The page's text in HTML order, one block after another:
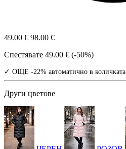
49.00 € 98.00 €
Спестявате 49.00 € (-50%)
✓ ОЩЕ -22% автоматично в количката
Други цветове